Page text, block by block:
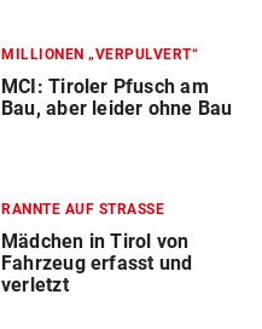
MILLIONEN „VERPULVERT“
MCI: Tiroler Pfusch am
Bau, aber leider ohne Bau
RANNTE AUF STRASSE
Mädchen in Tirol von
Fahrzeug erfasst und
verletzt